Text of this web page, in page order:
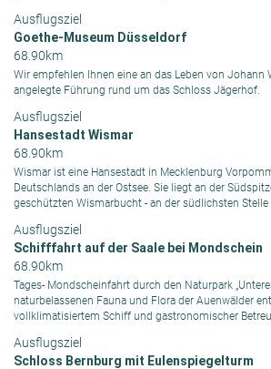
Ausflugsziel
Goethe-Museum Düsseldorf
68.90km
Wir empfehlen Ihnen eine an das Leben von Johann
angelegte Führung rund um das Schloss Jägerhof.
Ausflugsziel
Hansestadt Wismar
68.90km
Wismar ist eine Hansestadt in Mecklenburg
Deutschlands an der Ostsee. Sie liegt an der
geschützten Wismarbucht - an der südlichsten Stelle
Ausflugsziel
Schifffahrt auf der Saale bei Mondschein
68.90km
Tages- Mondscheinfahrt durch den Naturpark
naturbelassenen Fauna und Flora der Auenwälder
vollklimatisiertem Schiff und gastronomischer
Ausflugsziel
Schloss Bernburg mit Eulenspiegelturm